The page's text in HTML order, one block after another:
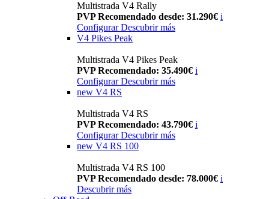
Multistrada V4 Rally
PVP Recomendado desde: 31.290€ i
Configurar Descubrir más
V4 Pikes Peak
Multistrada V4 Pikes Peak
PVP Recomendado: 35.490€ i
Configurar Descubrir más
new V4 RS
Multistrada V4 RS
PVP Recomendado: 43.790€ i
ConfigurarDescubrir más
new V4 RS 100
Multistrada V4 RS 100
PVP Recomendado desde: 78.000€ i
Descubrir más